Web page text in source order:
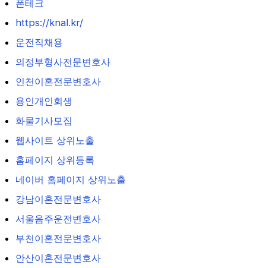
폰테크
https://knal.kr/
운전직채용
의정부형사전문변호사
인천이혼전문변호사
용인개인회생
화물기사모집
웹사이트 상위노출
홈페이지 상위등록
네이버 홈페이지 상위노출
강남이혼전문변호사
서울음주운전변호사
부천이혼전문변호사
안산이혼전문변호사